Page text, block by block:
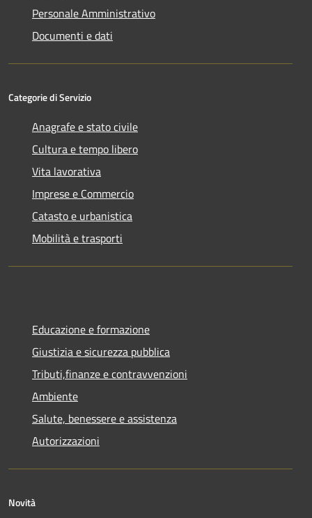
Personale Amministrativo
Documenti e dati
Categorie di Servizio
Anagrafe e stato civile
Cultura e tempo libero
Vita lavorativa
Imprese e Commercio
Catasto e urbanistica
Mobilità e trasporti
Educazione e formazione
Giustizia e sicurezza pubblica
Tributi,finanze e contravvenzioni
Ambiente
Salute, benessere e assistenza
Autorizzazioni
Novità